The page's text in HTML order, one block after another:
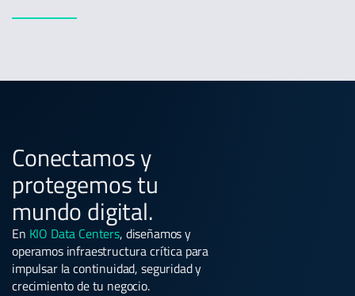
Conectamos y
protegemos tu
mundo digital.
En KIO Data Centers, diseñamos y
operamos infraestructura crítica para
impulsar la continuidad, seguridad y
crecimiento de tu negocio.